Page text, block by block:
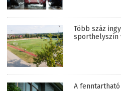
Több száz
sporthelyszín
A